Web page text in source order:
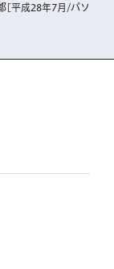
[平成28年7月/パソ